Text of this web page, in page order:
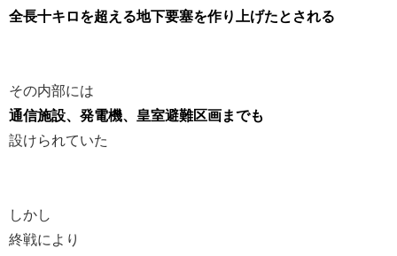
全長十キロを超える地下要塞を作り上げたとされる
その内部には
通信施設、発電機、皇室避難区画までも
設けられていた
しかし
終戦により